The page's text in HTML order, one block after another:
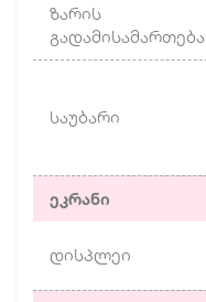
ზარის
გადამისამართება
საუბარი
ეკრანი
დისპლეი